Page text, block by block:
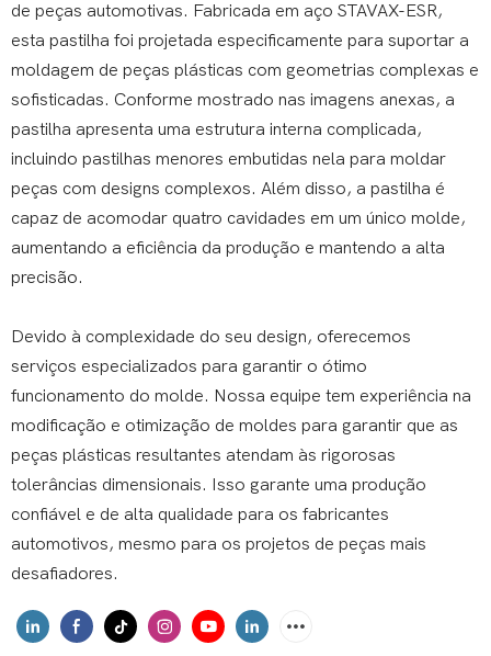
de peças automotivas. Fabricada em aço STAVAX-ESR,
esta pastilha foi projetada especificamente para suportar a
moldagem de peças plásticas com geometrias complexas e
sofisticadas. Conforme mostrado nas imagens anexas, a
pastilha apresenta uma estrutura interna complicada,
incluindo pastilhas menores embutidas nela para moldar
peças com designs complexos. Além disso, a pastilha é
capaz de acomodar quatro cavidades em um único molde,
aumentando a eficiência da produção e mantendo a alta
precisão.
Devido à complexidade do seu design, oferecemos
serviços especializados para garantir o ótimo
funcionamento do molde. Nossa equipe tem experiência na
modificação e otimização de moldes para garantir que as
peças plásticas resultantes atendam às rigorosas
tolerâncias dimensionais. Isso garante uma produção
confiável e de alta qualidade para os fabricantes
automotivos, mesmo para os projetos de peças mais
desafiadores.